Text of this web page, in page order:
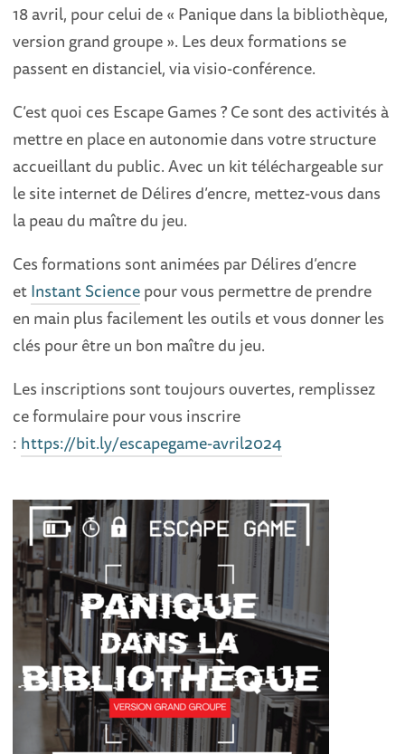
18 avril, pour celui de « Panique dans la bibliothèque,
version grand groupe ». Les deux formations se
passent en distanciel, via visio-conférence.
C’est quoi ces Escape Games ? Ce sont des activités à
mettre en place en autonomie dans votre structure
accueillant du public. Avec un kit téléchargeable sur
le site internet de Délires d’encre, mettez-vous dans
la peau du maître du jeu.
Ces formations sont animées par Délires d’encre
etInstant Sciencepour vous permettre de prendre
en main plus facilement les outils et vous donner les
clés pour être un bon maître du jeu.
Les inscriptions sont toujours ouvertes, remplissez
ce formulaire pour vous inscrire
: https://bit.ly/escapegame-avril2024